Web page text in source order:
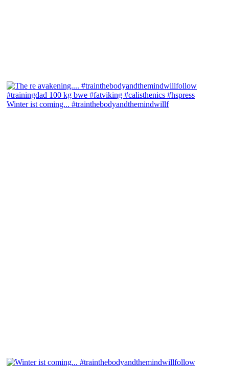
Winter ist coming... #trainthebodyandthemindwillf